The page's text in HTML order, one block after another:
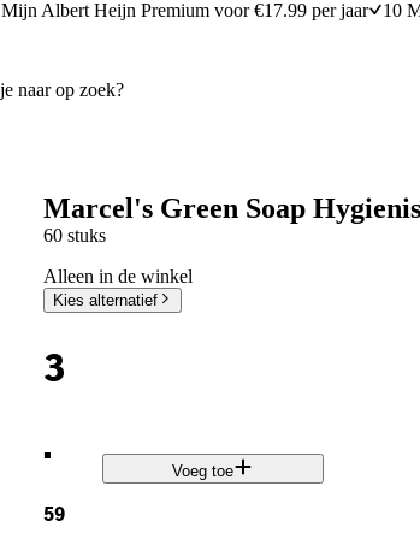
Mijn Albert Heijn Premium voor €17.99 per jaar 10
Marcel's Green Soap
60 stuks
Alleen in de winkel
Kies alternatief
3
.
59
Voeg toe